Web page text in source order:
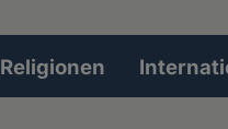
Religionen